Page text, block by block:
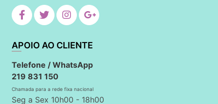
APOIO AO CLIENTE
Telefone / WhatsApp
219 831 150
Chamada para a rede fixa nacional
Seg a Sex 10h00 - 18h00